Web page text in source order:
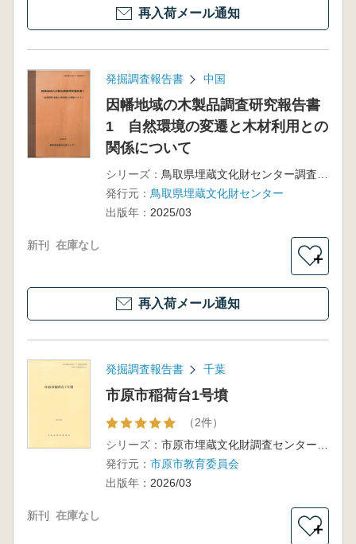
再入荷メール通知
発掘調査報告書 中国
因幡地域の木製品調査研究報告書
1 自然環境の変遷と木材利用との
関係について
シリーズ：
発行元： 鳥取県埋蔵文化財センター
出版年： 2025/03
新刊 在庫なし
＋
再入荷メール通知
発掘調査報告書 千葉
市原市稲荷台1号墳
（2件）
シリーズ：
発行元： 市原市教育委員会
出版年： 2026/03
新刊 在庫なし
＋